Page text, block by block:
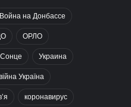
Война на Донбассе
ОРЛО
Сонце Украина
Україна
коронавирус